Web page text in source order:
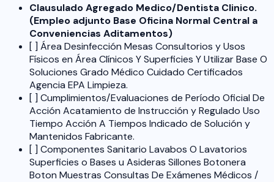
Clausulado Agregado Medico/Dentista Clinico.
(Empleo adjunto Base Oficina Normal Central a
Conveniencias Aditamentos)
[ ] Área Desinfección Mesas Consultorios y Usos
Físicos en Área Clínicos Y Superficies Y Utilizar Base O
Soluciones Grado Médico Cuidado Certificados
Agencia EPA Limpieza.
[ ] Cumplimientos/Evaluaciones de Período Oficial De
Acción Acatamiento de Instrucción y Regulado Uso
Tiempo Acción A Tiempos Indicado de Solución y
Mantenidos Fabricante.
[ ] Componentes Sanitario Lavabos O Lavatorios
Superficies o Bases u Asideras Sillones Botonera
Boton Muestras Consultas De Exámenes Médicos /